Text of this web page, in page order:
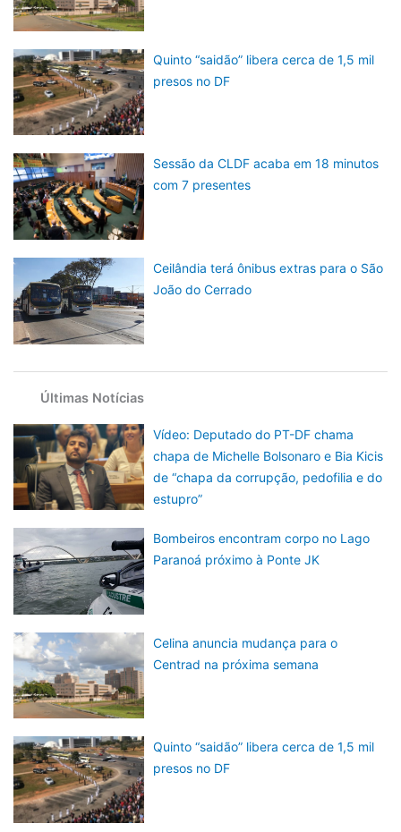
Quinto “saidão” libera cerca de 1,5 mil
presos no DF
Sessão da CLDF acaba em 18 minutos
com 7 presentes
Ceilândia terá ônibus extras para o São
João do Cerrado
Últimas Notícias
Vídeo: Deputado do PT-DF chama
chapa de Michelle Bolsonaro e Bia Kicis
de “chapa da corrupção, pedofilia e do
estupro”
Bombeiros encontram corpo no Lago
Paranoá próximo à Ponte JK
Celina anuncia mudança para o
Centrad na próxima semana
Quinto “saidão” libera cerca de 1,5 mil
presos no DF